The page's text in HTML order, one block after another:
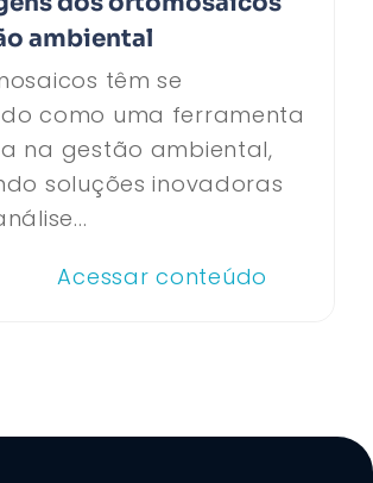
ambiental
têm se
como uma ferramenta
na gestão ambiental,
soluções inovadoras
Acessar conteúdo